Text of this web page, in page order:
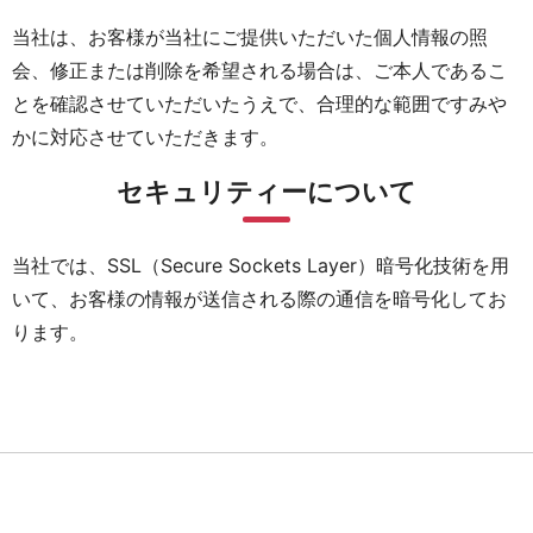
当社は、お客様が当社にご提供いただいた個人情報の照
会、修正または削除を希望される場合は、ご本人であるこ
とを確認させていただいたうえで、合理的な範囲ですみや
かに対応させていただきます。
セキュリティーについて
当社では、SSL（Secure Sockets Layer）暗号化技術を用
いて、お客様の情報が送信される際の通信を暗号化してお
ります。